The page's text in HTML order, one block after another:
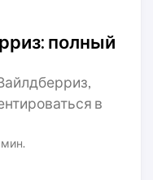
полный
в